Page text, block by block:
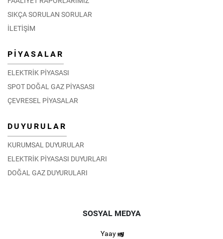
SIKÇA SORULAN SORULAR
İLETİŞİM
PİYASALAR
ELEKTRİK PİYASASI
SPOT DOĞAL GAZ PİYASASI
ÇEVRESEL PİYASALAR
DUYURULAR
KURUMSAL DUYURULAR
ELEKTRİK PİYASASI DUYURLARI
DOĞAL GAZ DUYURULARI
SOSYAL MEDYA
Yaay